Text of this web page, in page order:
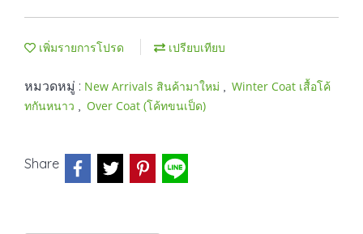
เพิ่มรายการโปรด เปรียบเทียบ
หมวดหมู่ : New Arrivals สินค้ามาใหม่ , Winter Coat เสื้อโค้
ทกันหนาว , Over Coat (โค้ทขนเป็ด)
Share